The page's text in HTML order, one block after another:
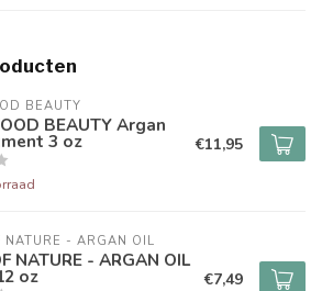
BEAUTY
BEAUTY Argan
3 oz €11,95
NATURE - ARGAN OIL
NATURE - ARGAN OIL
oz €7,49